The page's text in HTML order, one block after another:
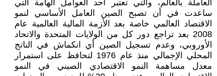
العاملة بالعالم، والتي تعتبر أحد العوامل الهامة التي
ساعدت في أن تصبح الصين العامل الأساسي لنمو
الاقتصاد العالمي خاصة بعد الأزمة المالية العالمية عام
2008 بعد تراجع دور كل من الولايات المتحدة والاتحاد
الأوروبي، وعدم تسجيل الصين أي انكماش في الناتج
المحلي الإجمالي منذ عام 1976 لتحافظ على استمرار
معدل مساهمة النمو الاقتصادي الصيني في النمو